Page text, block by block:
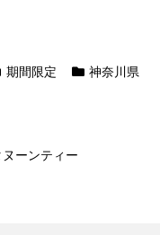
期間限定 神奈川県
ヌーンティー